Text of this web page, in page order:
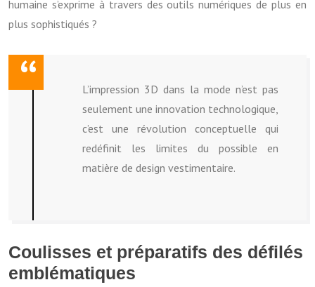
humaine s’exprime à travers des outils numériques de plus en
plus sophistiqués ?
L’impression 3D dans la mode n’est pas
seulement une innovation technologique,
c’est une révolution conceptuelle qui
redéfinit les limites du possible en
matière de design vestimentaire.
Coulisses et préparatifs des défilés
emblématiques